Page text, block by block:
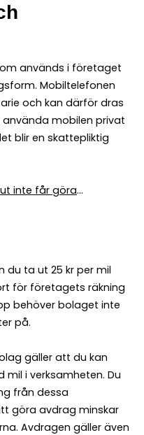
används i företaget
Mobiltelefonen
och kan därför dras
mobilen privat
blir en skattepliktig
inte får göra…
du ta ut 25 kr per mil
för företagets räkning
behöver bolaget inte
på.
gäller att du kan
mil i verksamheten. Du
från dessa
göra avdrag minskar
Avdragen gäller även